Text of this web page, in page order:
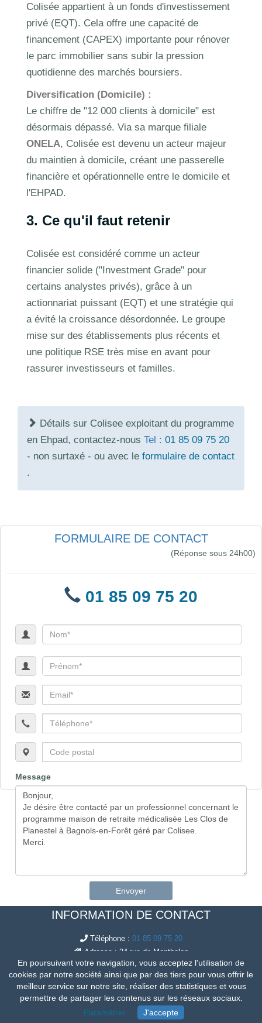
Colisée appartient à un fonds d'investissement
privé (EQT). Cela offre une capacité de
financement (CAPEX) importante pour rénover
le parc immobilier sans subir la pression
quotidienne des marchés boursiers.
Diversification (Domicile) :
Le chiffre de "12 000 clients à domicile" est
désormais dépassé. Via sa marque filiale
ONELA, Colisée est devenu un acteur majeur
du maintien à domicile, créant une passerelle
financière et opérationnelle entre le domicile et
l'EHPAD.
3. Ce qu'il faut retenir
Colisée est considéré comme un acteur
financier solide ("Investment Grade" pour
certains analystes privés), grâce à un
actionnariat puissant (EQT) et une stratégie qui
a évité la croissance désordonnée. Le groupe
mise sur des établissements plus récents et
une politique RSE très mise en avant pour
rassurer investisseurs et familles.
Détails sur Colisee exploitant du programme
en Ehpad, contactez-nous Tel : 01 85 09 75 20
- non surtaxé - ou avec le formulaire de contact
.
FORMULAIRE DE CONTACT
(Réponse sous 24h00)
01 85 09 75 20
Message
Envoyer
En poursuivant votre navigation, vous acceptez l'utilisation de
cookies par notre société ainsi que par des tiers pour vous offrir le
meilleur service sur notre site, réaliser des statistiques et vous
permettre de partager les contenus sur les réseaux sociaux.
Paramétrer
J'accepte
INFORMATION DE CONTACT
Téléphone : 01 85 09 75 20
Adresse : 34 rue de Montholon
75009 Paris
Email :l.cohen(@)leguidedupatrimoine.com
© Copyright - LMNP Investissement Laurent Cohen - 2026.